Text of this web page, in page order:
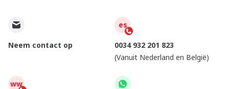
Neem contact op
es
0034 932 201 823
(Vanuit Nederland en België)
ww